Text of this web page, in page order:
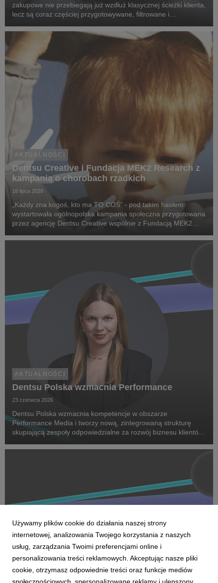
zakupowe nie przebiegają już wzdłuż klasycznej ścieżki klienta,
lecz są coraz częściej przygotowywane, filtrowane i
inteligencji.
AKTUALNOŚCI
Dentsu Creative i Fundacja MEK2 Research z
kampanią o chorobach rzadkich
16 lipca 2026
„Każdy zna kogoś, kto ma TO COŚ” - pod takim hasłem
wystartowała ogólnopolska kampania społeczna przygotowana
przez agencję Dentsu Creative wspólnie z Fundacją MEK2
chorób rzadkich, zwrócenie uwagi na problemy pac...
AKTUALNOŚCI
Dentsu Polska wzmacnia Performance
23 czerwca 2026
Dentsu Polska wzmacnia kompetencje w obszarze
Performance Media i tworzy nową, zintegrowaną strukturę
skupiającą zespoły odpowiedzialne za rozwój biznesu klientów
Na czele nowego obszaru stanęła Marta Bińczyk jako H...
AKTUALNOŚCI
Używamy plików cookie do działania naszej strony
internetowej, analizowania Twojego korzystania z naszych
usług, zarządzania Twoimi preferencjami online i
personalizowania treści reklamowych. Akceptując nasze pliki
cookie, otrzymasz odpowiednie treści oraz funkcje mediów